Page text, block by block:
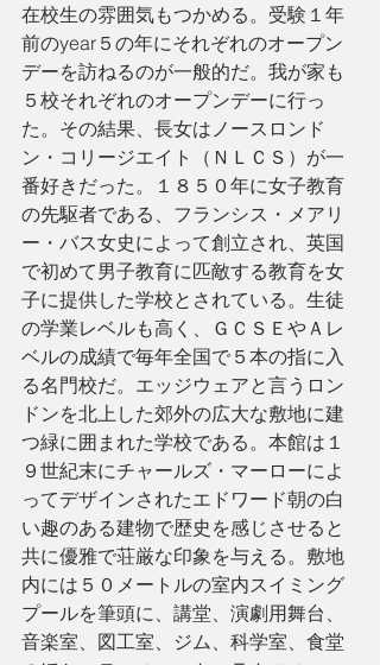
在校生の雰囲気もつかめる。受験１年
前のyear５の年にそれぞれのオープン
デーを訪ねるのが一般的だ。我が家も
５校それぞれのオープンデーに行っ
た。その結果、長女はノースロンド
ン・コリージエイト（ＮＬＣＳ）が一
番好きだった。１８５０年に女子教育
の先駆者である、フランシス・メアリ
ー・バス女史によって創立され、英国
で初めて男子教育に匹敵する教育を女
子に提供した学校とされている。生徒
の学業レベルも高く、ＧＣＳＥやＡレ
ベルの成績で毎年全国で５本の指に入
る名門校だ。エッジウェアと言うロン
ドンを北上した郊外の広大な敷地に建
つ緑に囲まれた学校である。本館は１
９世紀末にチャールズ・マーローによ
ってデザインされたエドワード朝の白
い趣のある建物で歴史を感じさせると
共に優雅で荘厳な印象を与える。敷地
内には５０メートルの室内スイミング
プールを筆頭に、講堂、演劇用舞台、
音楽室、図工室、ジム、科学室、食堂